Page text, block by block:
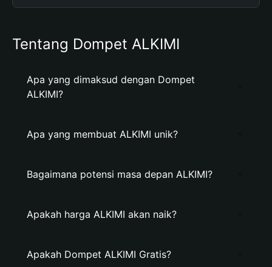
Tentang Dompet ALKIMI
Apa yang dimaksud dengan Dompet
ALKIMI?
Apa yang membuat ALKIMI unik?
Bagaimana potensi masa depan ALKIMI?
Apakah harga ALKIMI akan naik?
Apakah Dompet ALKIMI Gratis?